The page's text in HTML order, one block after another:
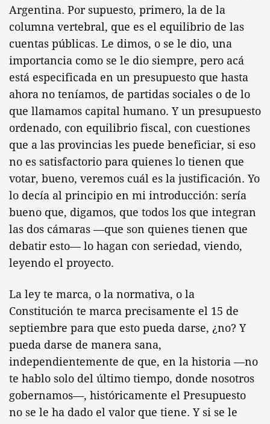
Argentina. Por supuesto, primero, la de la
columna vertebral, que es el equilibrio de las
cuentas públicas. Le dimos, o se le dio, una
importancia como se le dio siempre, pero acá
está especificada en un presupuesto que hasta
ahora no teníamos, de partidas sociales o de lo
que llamamos capital humano. Y un presupuesto
ordenado, con equilibrio fiscal, con cuestiones
que a las provincias les puede beneficiar, si eso
no es satisfactorio para quienes lo tienen que
votar, bueno, veremos cuál es la justificación. Yo
lo decía al principio en mi introducción: sería
bueno que, digamos, que todos los que integran
las dos cámaras —que son quienes tienen que
debatir esto— lo hagan con seriedad, viendo,
leyendo el proyecto.
La ley te marca, o la normativa, o la
Constitución te marca precisamente el 15 de
septiembre para que esto pueda darse, ¿no? Y
pueda darse de manera sana,
independientemente de que, en la historia —no
te hablo solo del último tiempo, donde nosotros
gobernamos—, históricamente el Presupuesto
no se le ha dado el valor que tiene. Y si se le